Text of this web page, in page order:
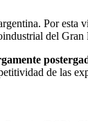
Por esta
del Gran
de las